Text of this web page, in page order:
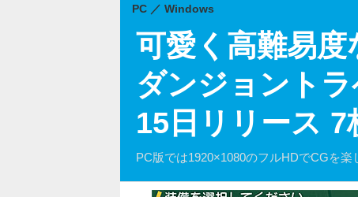
可愛く高難易
ダンジョント
15日リリース 7
PC版では1920×1080のフルHDでCGを
PC Windows